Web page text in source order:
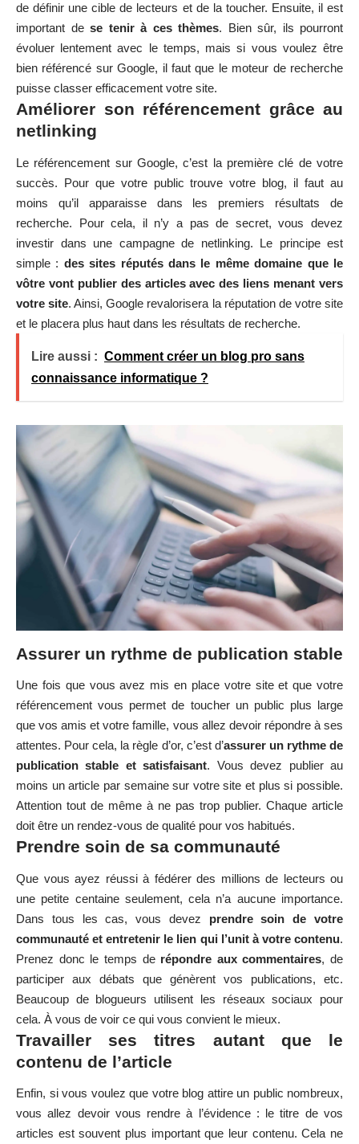
de définir une cible de lecteurs et de la toucher. Ensuite, il est
important de se tenir à ces thèmes. Bien sûr, ils pourront
évoluer lentement avec le temps, mais si vous voulez être
bien référencé sur Google, il faut que le moteur de recherche
puisse classer efficacement votre site.
Améliorer son référencement grâce au
netlinking
Le référencement sur Google, c’est la première clé de votre
succès. Pour que votre public trouve votre blog, il faut au
moins qu’il apparaisse dans les premiers résultats de
recherche. Pour cela, il n’y a pas de secret, vous devez
investir dans une campagne de netlinking. Le principe est
simple : des sites réputés dans le même domaine que le
vôtre vont publier des articles avec des liens menant vers
votre site. Ainsi, Google revalorisera la réputation de votre site
et le placera plus haut dans les résultats de recherche.
Lire aussi : Comment créer un blog pro sans
connaissance informatique ?
Assurer un rythme de publication stable
Une fois que vous avez mis en place votre site et que votre
référencement vous permet de toucher un public plus large
que vos amis et votre famille, vous allez devoir répondre à ses
attentes. Pour cela, la règle d’or, c’est d’assurer un rythme de
publication stable et satisfaisant. Vous devez publier au
moins un article par semaine sur votre site et plus si possible.
Attention tout de même à ne pas trop publier. Chaque article
doit être un rendez-vous de qualité pour vos habitués.
Prendre soin de sa communauté
Que vous ayez réussi à fédérer des millions de lecteurs ou
une petite centaine seulement, cela n’a aucune importance.
Dans tous les cas, vous devez prendre soin de votre
communauté et entretenir le lien qui l’unit à votre contenu.
Prenez donc le temps de répondre aux commentaires, de
participer aux débats que génèrent vos publications, etc.
Beaucoup de blogueurs utilisent les réseaux sociaux pour
cela. À vous de voir ce qui vous convient le mieux.
Travailler ses titres autant que le
contenu de l’article
Enfin, si vous voulez que votre blog attire un public nombreux,
vous allez devoir vous rendre à l’évidence : le titre de vos
articles est souvent plus important que leur contenu. Cela ne